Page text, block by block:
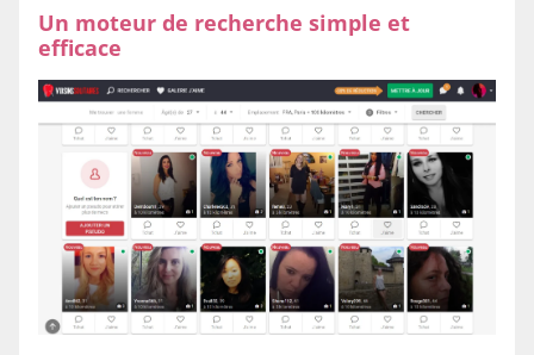
Un moteur de recherche simple et
efficace